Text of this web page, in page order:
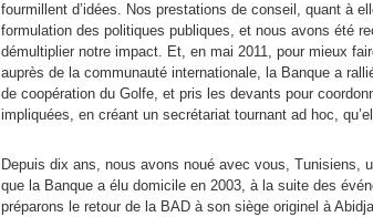
fourmillent d’idées. Nos prestations de conseil, quant à
formulation des politiques publiques, et nous avons été
démultiplier notre impact. Et, en mai 2011, pour mieux
auprès de la communauté internationale, la Banque a
de coopération du Golfe, et pris les devants pour
impliquées, en créant un secrétariat tournant ad hoc,
Depuis dix ans, nous avons noué avec vous, Tunisiens,
que la Banque a élu domicile en 2003, à la suite des
préparons le retour de la BAD à son siège originel à